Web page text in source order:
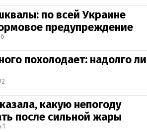
по всей Украине
предупреждение
похолодает: надолго ли
какую непогоду
после сильной жары